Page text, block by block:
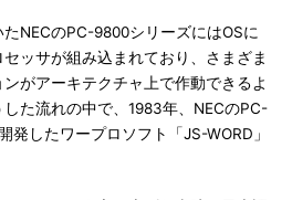
NECのPC-9800シリーズにはOSに
ッサが組み込まれており、さまざま
がアーキテクチャ上で作動できるよ
た流れの中で、1983年、NECのPC-
発したワープロソフト「JS-WORD」